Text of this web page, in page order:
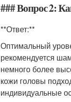
### Вопрос 2:
**Ответ:**
Оптимальный
рекомендуется
немного более
кожи головы
индивидуальные